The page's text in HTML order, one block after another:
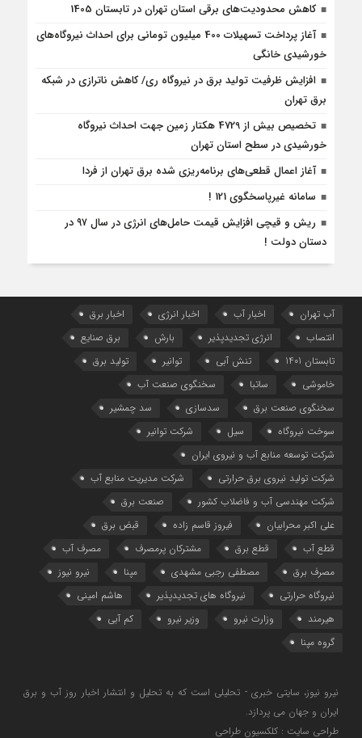
کاهش محدودیت‌های برقی استان تهران در تابستان 1405
آغاز پرداخت تسهیلات 400 میلیون تومانی برای احداث نیروگاه‌های
خورشیدی خانگی
افزایش ظرفیت تولید برق در نیروگاه ری/ کاهش ناترازی در شبکه
برق تهران
تخصیص بیش از 4729 هکتار زمین جهت احداث نیروگاه‌
خورشیدی در سطح استان تهران
آغاز اعمال قطعی‌های برنامه‌ریزی شده برق تهران از فردا
سامانه غیرپاسخگوی 121 !
ریش و قیچی افزایش قیمت حامل‌های انرژی در سال ۹۷ در
دستان دولت !
آب تهران اخبار آب اخبار انرژی
اخبار برق
انتصاب
انرژی تجدیدپذیر بارش
برق صنایع
تابستان 1401
تنش آبی توانیر
تولید برق
خاموشی
ساتبا
سخنگوی صنعت آب
سخنگوی صنعت برق
سدسازی
سد چمشیر
سوخت نیروگاه
سیل
شرکت توانیر
شرکت توسعه منابع آب و نیروی ایران
شرکت تولید نیروی برق حرارتی
شرکت مدیریت منابع آب
شرکت مهندسی آب و فاضلاب کشور
صنعت برق
علی اکبر محرابیان
فیروز قاسم زاده
قبض برق
قطع آب
قطع برق مشترکان پرمصرف
مصرف آب
مصرف برق
مصطفی رجبی مشهدی مپنا
نیرو نیوز
نیروگاه حرارتی
نیروگاه‌ های تجدیدپذیر
هاشم امینی
هیرمند
وزارت نیرو وزیر نیرو
کم آبی
گروه مپنا
نیرو نیوز، سایتی خبری - تحلیلی است که به تحلیل و انتشار اخبار روز آب و برق
ایران و جهان می پردازد.
طراحی سایت : کلکسیون طراحی